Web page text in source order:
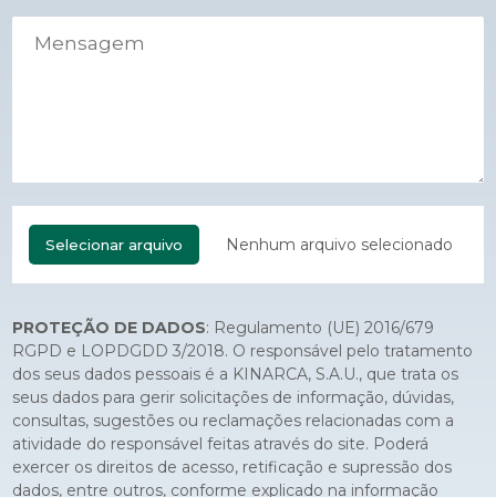
Selecionar arquivo Nenhum arquivo selecionado
PROTEÇÃO DE DADOS: Regulamento (UE) 2016/679
RGPD e LOPDGDD 3/2018. O responsável pelo tratamento
dos seus dados pessoais é a KINARCA, S.A.U., que trata os
seus dados para gerir solicitações de informação, dúvidas,
consultas, sugestões ou reclamações relacionadas com a
atividade do responsável feitas através do site. Poderá
exercer os direitos de acesso, retificação e supressão dos
dados, entre outros, conforme explicado na informação